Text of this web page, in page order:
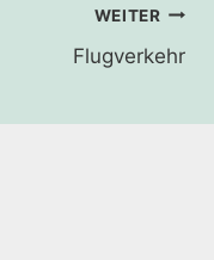
WEITER
Flugverkehr